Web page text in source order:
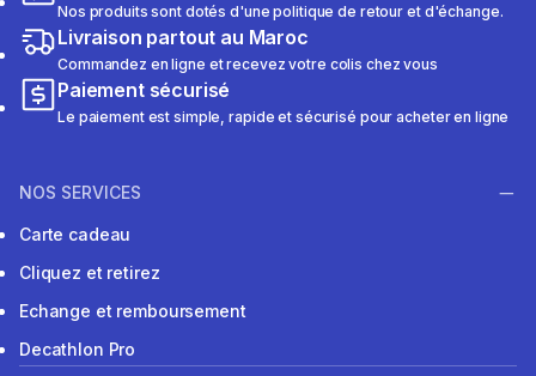
Nos produits sont dotés d'une politique de retour et d'échange.
Livraison partout au Maroc
Commandez en ligne et recevez votre colis chez vous
Paiement sécurisé
Le paiement est simple, rapide et sécurisé pour acheter en ligne
NOS SERVICES
Carte cadeau
Cliquez et retirez
Echange et remboursement
Decathlon Pro